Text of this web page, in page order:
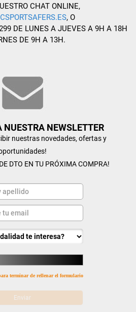
CHAT ONLINE,
, O
DE LUNES A JUEVES A 9H A 18H
DE 9H A 13H.
NUESTRA NEWSLETTER
nuestras novedades, ofertas y
DTO EN TU PRÓXIMA COMPRA!
terminar de rellenar el formulario